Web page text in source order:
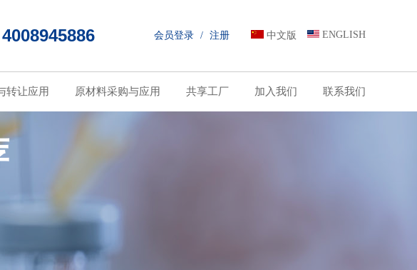
4008945886 会员登录 / 注册 中文版 ENGLISH
转让应用 原材料采购与应用 共享工厂 加入我们 联系我们